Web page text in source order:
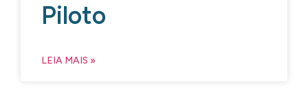
Piloto
LEIA MAIS »